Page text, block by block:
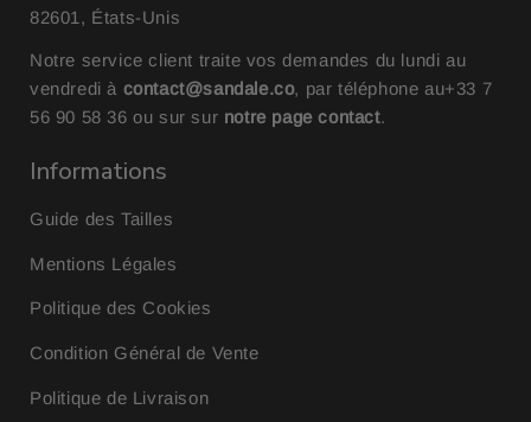
82601, États-Unis
Notre service client traite vos demandes du lundi au
vendredi à contact@sandale.co, par téléphone au+33 7
56 90 58 36ou sur sur notre page contact.
Informations
Guide des Tailles
Mentions Légales
Politique des Cookies
Condition Général de Vente
Politique de Livraison